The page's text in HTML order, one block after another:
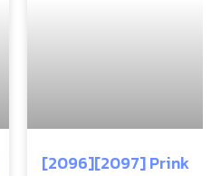
[2096][2097] Prink